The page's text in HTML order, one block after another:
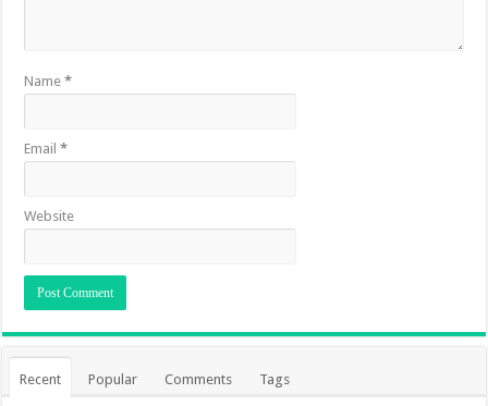
Name*
Email*
Website
Recent Popular Comments Tags